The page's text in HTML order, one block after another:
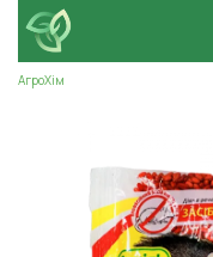
АгроХім